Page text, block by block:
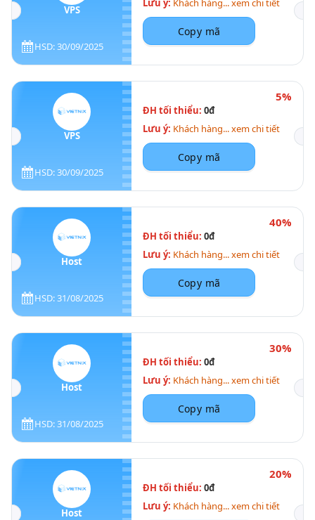
VPS
HSD: 30/09/2025
Lưu ý: Khách hàng... xem chi tiết
Copy mã
VPS
HSD: 30/09/2025
5%
ĐH tối thiểu: 0đ
Lưu ý: Khách hàng... xem chi tiết
Copy mã
Host
HSD: 31/08/2025
40%
ĐH tối thiểu: 0đ
Lưu ý: Khách hàng... xem chi tiết
Copy mã
Host
HSD: 31/08/2025
30%
ĐH tối thiểu: 0đ
Lưu ý: Khách hàng... xem chi tiết
Copy mã
Host
20%
ĐH tối thiểu: 0đ
Lưu ý: Khách hàng... xem chi tiết